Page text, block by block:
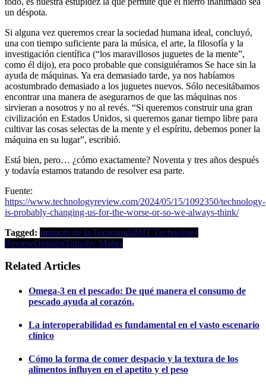
un déspota.
Si alguna vez queremos crear la sociedad humana ideal, concluyó,
una con tiempo suficiente para la música, el arte, la filosofía y la
investigación científica (“los maravillosos juguetes de la mente”,
como él dijo), era poco probable que consiguiéramos Se hace sin la
ayuda de máquinas. Ya era demasiado tarde, ya nos habíamos
acostumbrado demasiado a los juguetes nuevos. Sólo necesitábamos
encontrar una manera de asegurarnos de que las máquinas nos
sirvieran a nosotros y no al revés. “Si queremos construir una gran
civilización en Estados Unidos, si queremos ganar tiempo libre para
cultivar las cosas selectas de la mente y el espíritu, debemos poner la
máquina en su lugar”, escribió.
Está bien, pero… ¿cómo exactamente? Noventa y tres años después
y todavía estamos tratando de resolver esa parte.
Fuente:
https://www.technologyreview.com/2024/05/15/1092350/technology-
is-probably-changing-us-for-the-worse-or-so-we-always-think/
Tagged: Impacto de la TecnologíaMIT Technology
ReviewOpiniónTimothy Maher
Related Articles
Omega-3 en el pescado: De qué manera el consumo de
pescado ayuda al corazón.
La interoperabilidad es fundamental en el vasto escenario
clínico
Cómo la forma de comer despacio y la textura de los
alimentos influyen en el apetito y el peso